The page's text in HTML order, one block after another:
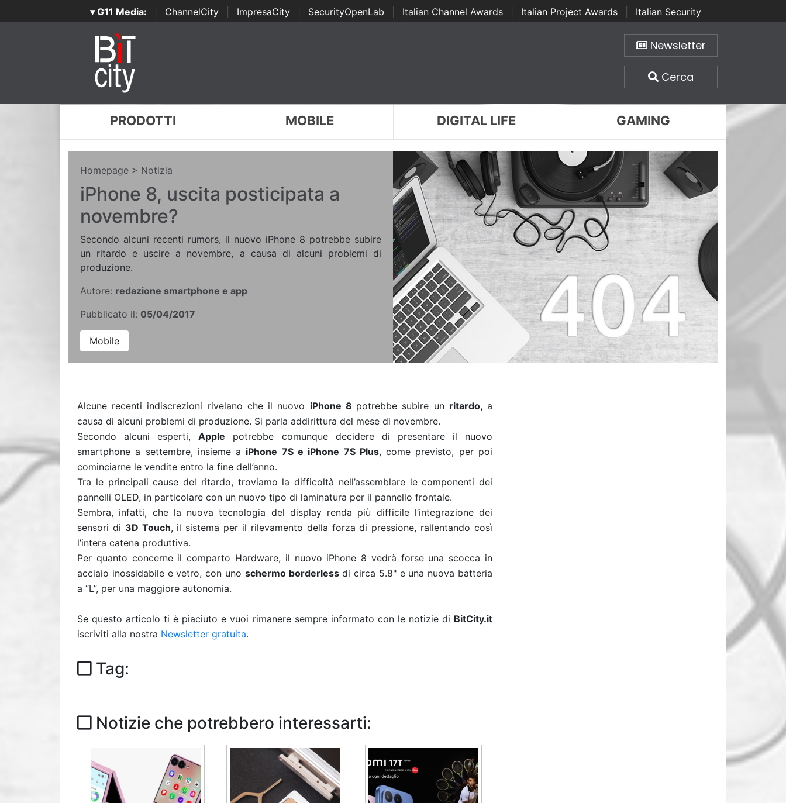
▾ G11 Media: ChannelCity ImpresaCity SecurityOpenLab Italian Channel Awards Italian Project Awards
Italian Security
Awards | ...
Newsletter
Cerca
PRODOTTI MOBILE DIGITAL LIFE GAMING
Homepage > Notizia
iPhone 8, uscita posticipata a
novembre?
Secondo alcuni recenti rumors, il nuovo iPhone 8 potrebbe subire
un ritardo e uscire a novembre, a causa di alcuni problemi di
produzione.
Autore: redazione smartphone e app
Pubblicato il: 05/04/2017
Mobile
Alcune recenti indiscrezioni rivelano che il nuovo iPhone 8 potrebbe subire un ritardo,a
causa di alcuni problemi di produzione. Si parla addirittura del mese di novembre.
Secondo alcuni esperti,Apple potrebbe comunque decidere di presentare il nuovo
smartphone a settembre, insieme a iPhone 7S e iPhone 7S Plus, come previsto, per poi
cominciarne le vendite entro la fine dell’anno.
Tra le principali cause del ritardo, troviamo la difficoltà nell’assemblare le componenti dei
pannelli OLED, in particolare con un nuovo tipo di laminatura per il pannello frontale.
Sembra, infatti, che la nuova tecnologia del display renda più difficile l’integrazione dei
sensori di 3D Touch, il sistema per il rilevamento della forza di pressione, rallentando così
l’intera catena produttiva.
Per quanto concerne il comparto Hardware, il nuovo iPhone 8 vedrà forse una scocca in
acciaio inossidabile e vetro, con uno schermo borderlessdi circa 5.8" e una nuova batteria
a “L”, per una maggiore autonomia.
Se questo articolo ti è piaciuto e vuoi rimanere sempre informato con le notizie di BitCity.it
iscriviti alla nostra Newsletter gratuita.
Tag:
Notizie che potrebbero interessarti: